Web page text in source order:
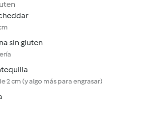
sin gluten
2 cm (y algo más para engrasar)